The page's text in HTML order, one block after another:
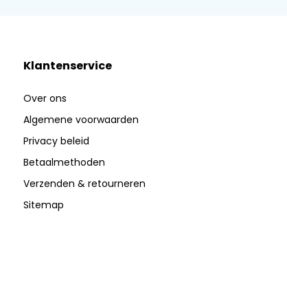
Klantenservice
Over ons
Algemene voorwaarden
Privacy beleid
Betaalmethoden
Verzenden & retourneren
Sitemap